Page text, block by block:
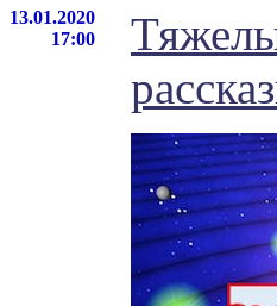
13.01.2020
17:00